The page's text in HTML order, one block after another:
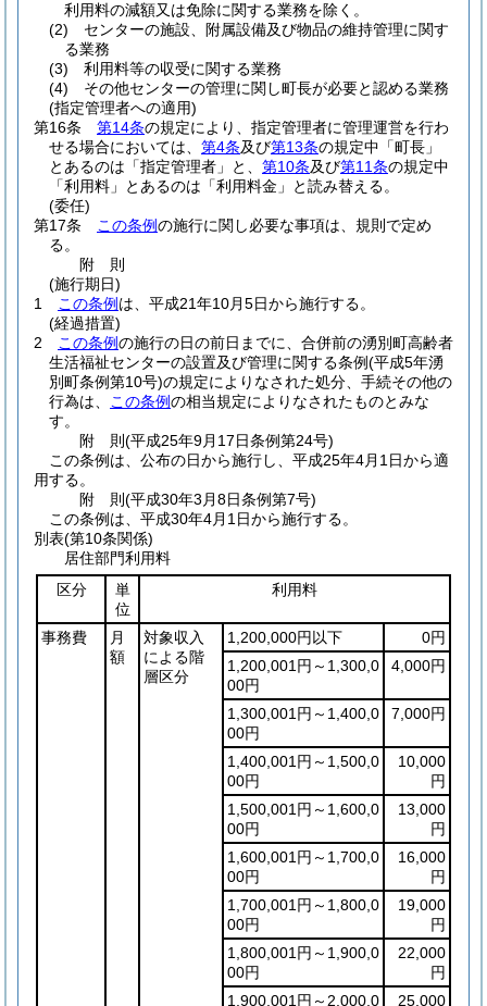
利用料の減額又は免除に関する業務を除く。
(2)
センターの施設、附属設備及び物品の維持管理に関す
る業務
(3)
利用料等の収受に関する業務
(4)
その他センターの管理に関し町長が必要と認める業務
(指定管理者への適用)
第16条
第14条の規定により、指定管理者に管理運営を行わ
せる場合においては、 第4条及び第13条の規定中「町長」
とあるのは「指定管理者」と、 第10条及び第11条の規定中
「利用料」とあるのは「利用料金」と読み替える。
(委任)
第17条
この条例の施行に関し必要な事項は、規則で定め
る。
附 則
(施行期日)
1
この条例 は、平成21年10月5日から施行する。
(経過措置)
2
この条例の施行の日の前日までに、合併前の湧別町高齢者
生活福祉センターの設置及び管理に関する条例(平成5年湧
別町条例第10号)の規定によりなされた処分、手続その他の
行為は、
この条例の相当規定によりなされたものとみな
す。
附 則(平成25年9月17日条例第24号)
この条例は、公布の日から施行し、平成25年4月1日から適
用する。
附 則(平成30年3月8日条例第7号)
この条例は、平成30年4月1日から施行する。
別表(第10条関係)
居住部門利用料
区分
単
位
利用料
事務費
月
額
対象収入
による階
層区分
1,200,000円以下
0円
1,200,001円～1,300,0
00円
4,000円
1,300,001円～1,400,0
00円
7,000円
1,400,001円～1,500,0
00円
10,000
円
1,500,001円～1,600,0
00円
13,000
円
1,600,001円～1,700,0
00円
16,000
円
1,700,001円～1,800,0
00円
19,000
円
1,800,001円～1,900,0
00円
22,000
円
1,900,001円～2,000,0
25,000